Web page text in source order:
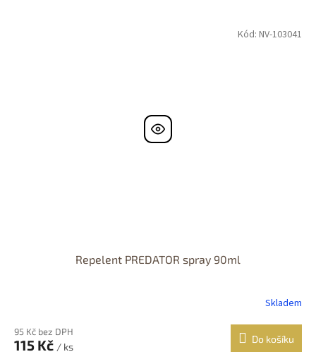
Repelent PREDATOR spray 90ml
Skladem
95 Kč bez DPH
115 Kč / ks
Do košíku
Kód: NV-103041